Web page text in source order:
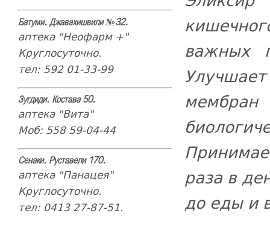
Батуми. Джавахишвили №32.
аптека "Неофарм +"
Круглосуточно.
тел: 592 01-33-99
Зугдиди. Костава 50.
аптека "Вита"
Моб: 558 59-04-44
Сенаки. Руставели 170.
аптека "Панацея"
Круглосуточно.
тел: 0413 27-87-51.
важных
мембран
раза в
до еды и